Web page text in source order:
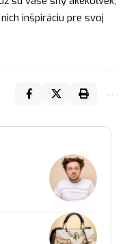
inšpiráciu pre svoj